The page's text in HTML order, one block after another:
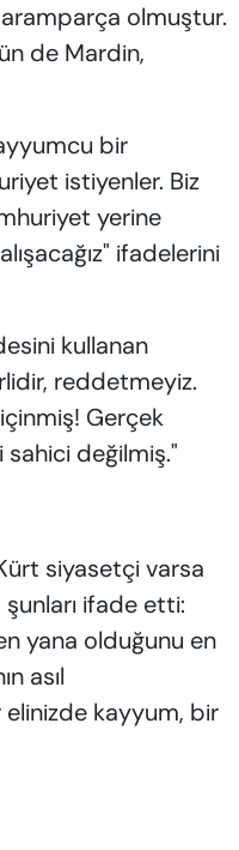
olmuştur.
de Mardin,
bir
istiyenler. Biz
yerine
ifadelerini
kullanan
reddetmeyiz.
Gerçek
değilmiş."
siyasetçi varsa
şunları ifade etti:
yana olduğunu en
asıl
elinizde kayyum, bir